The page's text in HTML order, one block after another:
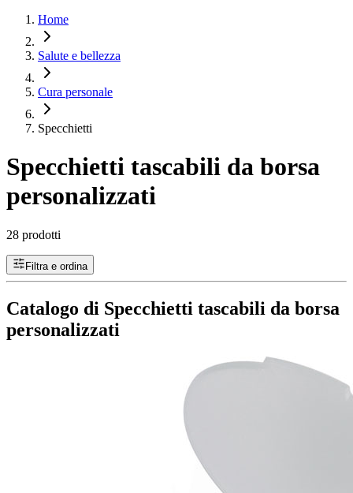
Home
Salute e bellezza
Cura personale
Specchietti
Specchietti tascabili da borsa
personalizzati
28 prodotti
Filtra e ordina
Catalogo di Specchietti tascabili da borsa
personalizzati